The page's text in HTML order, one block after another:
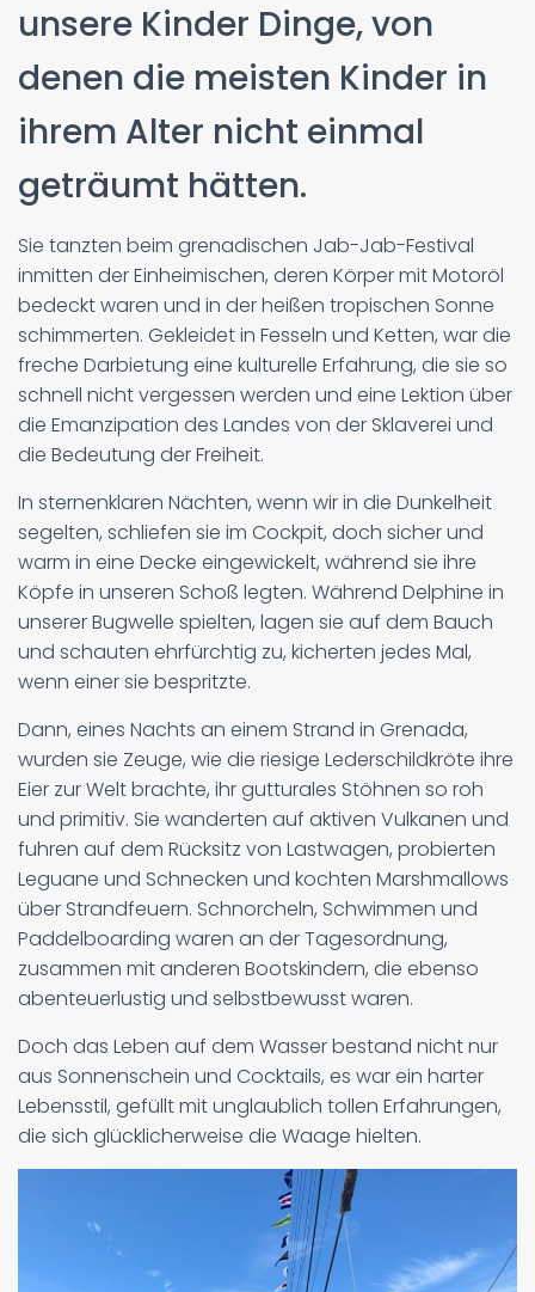
unsere Kinder Dinge, von
denen die meisten Kinder in
ihrem Alter nicht einmal
geträumt hätten.
Sie tanzten beim grenadischen Jab-Jab-Festival
inmitten der Einheimischen, deren Körper mit Motoröl
bedeckt waren und in der heißen tropischen Sonne
schimmerten. Gekleidet in Fesseln und Ketten, war die
freche Darbietung eine kulturelle Erfahrung, die sie so
schnell nicht vergessen werden und eine Lektion über
die Emanzipation des Landes von der Sklaverei und
die Bedeutung der Freiheit.
In sternenklaren Nächten, wenn wir in die Dunkelheit
segelten, schliefen sie im Cockpit, doch sicher und
warm in eine Decke eingewickelt, während sie ihre
Köpfe in unseren Schoß legten. Während Delphine in
unserer Bugwelle spielten, lagen sie auf dem Bauch
und schauten ehrfürchtig zu, kicherten jedes Mal,
wenn einer sie bespritzte.
Dann, eines Nachts an einem Strand in Grenada,
wurden sie Zeuge, wie die riesige Lederschildkröte ihre
Eier zur Welt brachte, ihr gutturales Stöhnen so roh
und primitiv. Sie wanderten auf aktiven Vulkanen und
fuhren auf dem Rücksitz von Lastwagen, probierten
Leguane und Schnecken und kochten Marshmallows
über Strandfeuern. Schnorcheln, Schwimmen und
Paddelboarding waren an der Tagesordnung,
zusammen mit anderen Bootskindern, die ebenso
abenteuerlustig und selbstbewusst waren.
Doch das Leben auf dem Wasser bestand nicht nur
aus Sonnenschein und Cocktails, es war ein harter
Lebensstil, gefüllt mit unglaublich tollen Erfahrungen,
die sich glücklicherweise die Waage hielten.